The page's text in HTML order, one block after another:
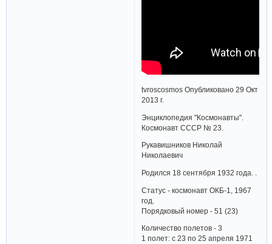
tvroscosmos Опубликовано 29 Окт
2013 г.
Энциклопедия "Космонавты".
Космонавт СССР № 23.
Рукавишников Николай
Николаевич
Родился 18 сентября 1932 года. .
Статус - космонавт ОКБ-1, 1967
год.
Порядковый номер - 51 (23)
Количество полетов - 3
1 полет: с 23 по 25 апреля 1971